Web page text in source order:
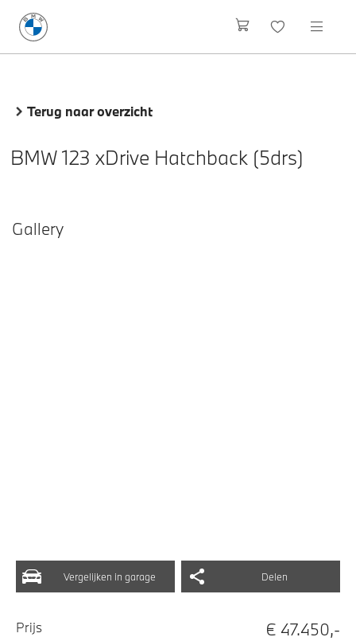
Terug naar overzicht
BMW 123 xDrive Hatchback (5drs)
Vergelijken in garage Delen
Prijs € 47.450,-
Gallery